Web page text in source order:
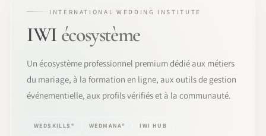
INTERNATIONAL WEDDING INSTITUTE
IWI écosystème
Un écosystème professionnel premium dédié aux métiers
du mariage, à la formation en ligne, aux outils de gestion
événementielle, aux profils vérifiés et à la communauté.
WEDSKILLS® WEDMANA® IWI HUB